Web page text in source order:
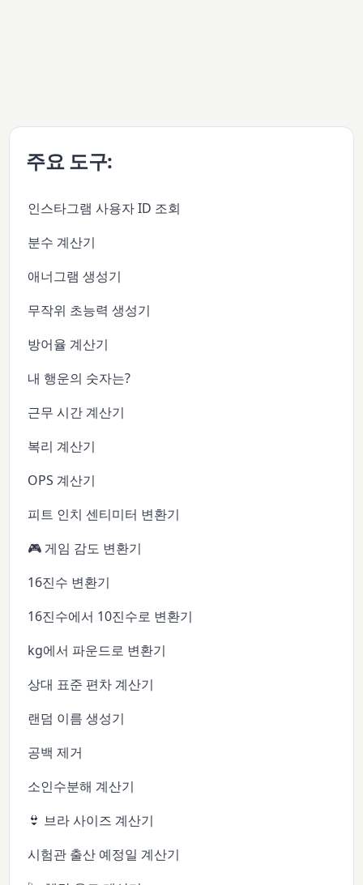
주요 도구:
인스타그램 사용자 ID 조회
분수 계산기
애너그램 생성기
무작위 초능력 생성기
방어율 계산기
내 행운의 숫자는?
근무 시간 계산기
복리 계산기
OPS 계산기
피트 인치 센티미터 변환기
🎮 게임 감도 변환기
16진수 변환기
16진수에서 10진수로 변환기
kg에서 파운드로 변환기
상대 표준 편차 계산기
랜덤 이름 생성기
공백 제거
소인수분해 계산기
👙 브라 사이즈 계산기
시험관 출산 예정일 계산기